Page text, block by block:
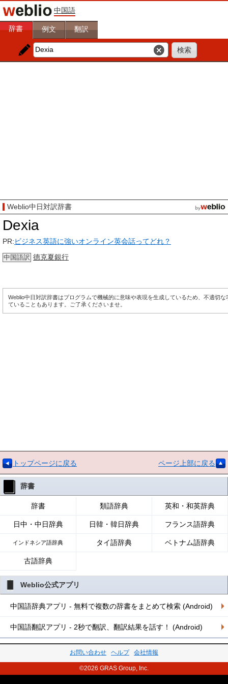
中国語
辞書 例文 翻訳
Weblio中日対訳辞書
Dexia
PR:ビジネス英語に強いオンライン英会話ってどれ？
中国語訳 德克夏銀行
Weblio中日対訳辞書はプログラムで機械的に意味や表現を生成しているため、不適切な
ていることもあります。ご了承くださいませ。
トップページに戻る ページ上部に戻る
辞書
辞書 類語辞典 英和・和英辞典
日中・中日辞典 日韓・韓日辞典 フランス語辞典
インドネシア語辞典 タイ語辞典 ベトナム語辞典
古語辞典
Weblio公式アプリ
中国語辞典アプリ - 無料で複数の辞書をまとめて検索 (Android)
中国語翻訳アプリ - 2秒で翻訳、翻訳結果を話す！ (Android)
お問い合わせ ヘルプ 会社情報
©2026 GRAS Group, Inc.